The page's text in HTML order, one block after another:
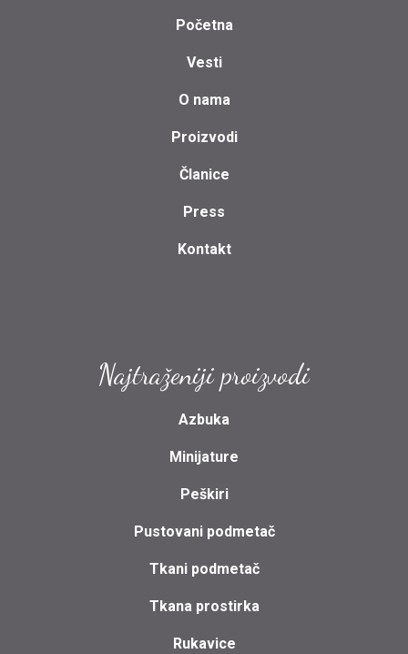
Početna
Vesti
O nama
Proizvodi
Članice
Press
Kontakt
Najtraženiji proizvodi
Azbuka
Minijature
Peškiri
Pustovani podmetač
Tkani podmetač
Tkana prostirka
Rukavice